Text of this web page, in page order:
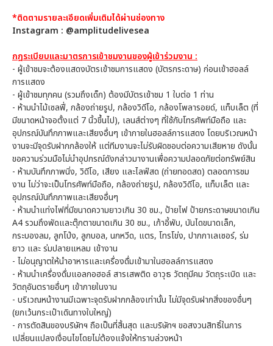
*ติดตามรายละเอียดเพิ่มเติมได้ผ่านช่องทาง
Instagram : @amplitudelivesea
กฎระเบียบและมาตรการเข้าชมงานของผู้เข้าร่วมงาน :
- ผู้เข้าชมจะต้องแสดงบัตรเข้าชมการแสดง (บัตรกระดาษ) ก่อนเข้าฮอลล์
การแสดง
- ผู้เข้าชมทุกคน (รวมถึงเด็ก) ต้องมีบัตรเข้าชม 1 ใบต่อ 1 ท่าน
- ห้ามนำไม้เซลฟี่, กล้องถ่ายรูป, กล้องวิดีโอ, กล้องโพลารอยด์, แท็บเล็ต (ที่
มีขนาดหน้าจอตั้งแต่ 7 นิ้วขึ้นไป), เลนส์ต่างๆ ที่ใช้กับโทรศัพท์มือถือ และ
อุปกรณ์บันทึกภาพและเสียงอื่นๆ เข้าภายในฮอลล์การแสดง โดยบริเวณหน้า
งานจะมีจุดรับฝากกล้องให้ แต่ทีมงานจะไม่รับผิดชอบต่อความเสียหาย ดังนั้น
ขอความร่วมมือไม่นำอุปกรณ์ดังกล่าวมางานเพื่อความปลอดภัยต่อทรัพย์สิน
- ห้ามบันทึกภาพนิ่ง, วิดีโอ, เสียง และไลฟ์สด (ถ่ายทอดสด) ตลอดการชม
งาน ไม่ว่าจะเป็นโทรศัพท์มือถือ, กล้องถ่ายรูป, กล้องวิดีโอ, แท็บเล็ต และ
อุปกรณ์บันทึกภาพและเสียงอื่นๆ
- ห้ามนำแท่งไฟที่มีขนาดความยาวเกิน 30 ซม., ป้ายไฟ ป้ายกระดาษขนาดเกิน
A4 รวมถึงพัดและตุ๊กตาขนาดเกิน 30 ซม., เก้าอี้พับ, บันไดขนาดเล็ก,
กระบองลม, ลูกโป่ง, ลูกบอล, นกหวีด, แตร, โทรโข่ง, ปากกาเลเซอร์, ร่ม
ยาว และ ร่มปลายแหลม เข้างาน
- ไม่อนุญาตให้นำอาหารและเครื่องดื่มเข้ามาในฮอลล์การแสดง
- ห้ามนำเครื่องดื่มแอลกอฮอล์ สารเสพติด อาวุธ วัตถุมีคม วัตถุระเบิด และ
วัตถุอันตรายอื่นๆ เข้าภายในงาน
- บริเวณหน้างานมีเฉพาะจุดรับฝากกล้องเท่านั้น ไม่มีจุดรับฝากสิ่งของอื่นๆ
(ยกเว้นกระเป๋าเดินทางใบใหญ่)
- การตัดสินของบริษัทฯ ถือเป็นที่สิ้นสุด และบริษัทฯ ขอสงวนสิทธิ์ในการ
เปลี่ยนแปลงเงื่อนไขโดยไม่ต้องแจ้งให้ทราบล่วงหน้า